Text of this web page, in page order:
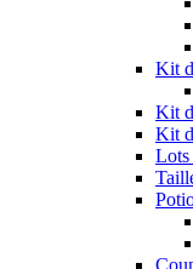
Kit
Kit
Kit
Lots